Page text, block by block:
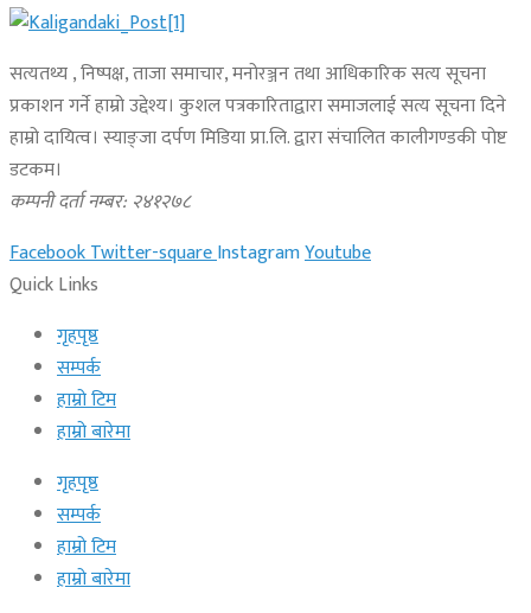
सत्यतथ्य , निष्पक्ष, ताजा समाचार, मनोरञ्जन तथा आधिकारिक सत्य सूचना
प्रकाशन गर्ने हाम्रो उद्देश्य। कुशल पत्रकारिताद्वारा समाजलाई सत्य सूचना दिने
हाम्रो दायित्व। स्याङ्जा दर्पण मिडिया प्रा.लि. द्वारा संचालित कालीगण्डकी पोष्ट
डटकम।
कम्पनी दर्ता नम्बर: २४१२७८
FacebookTwitter-squareInstagramYoutube
Quick Links
गृहपृष्ठ
सम्पर्क
हाम्रो टिम
हाम्रो बारेमा
गृहपृष्ठ
सम्पर्क
हाम्रो टिम
हाम्रो बारेमा